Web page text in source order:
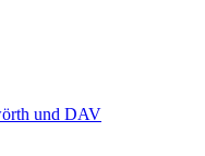
und DAV